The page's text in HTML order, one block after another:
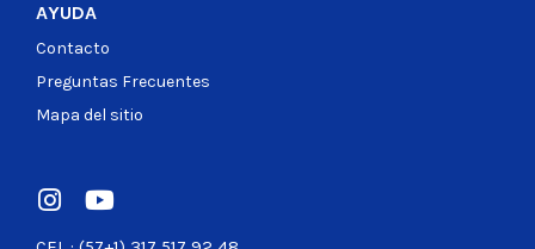
AYUDA
Contacto
Preguntas Frecuentes
Mapa del sitio